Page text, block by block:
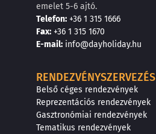
emelet 5-6 ajtó.
Telefon: +36 1 315 1666
Fax: +36 1 315 1670
E-mail: info@dayholiday.hu
RENDEZVÉNYSZERVEZÉS
Belső céges rendezvények
Reprezentációs rendezvények
Gasztronómiai rendezvények
Tematikus rendezvények